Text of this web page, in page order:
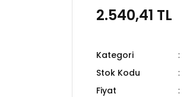
2.540,41 TL
Kategori
Stok Kodu
Fiyat